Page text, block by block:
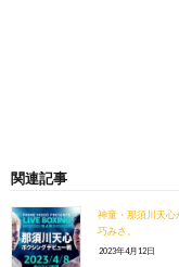
関連記事
神童・那須川天心
巧みさ。
2023年4月12日